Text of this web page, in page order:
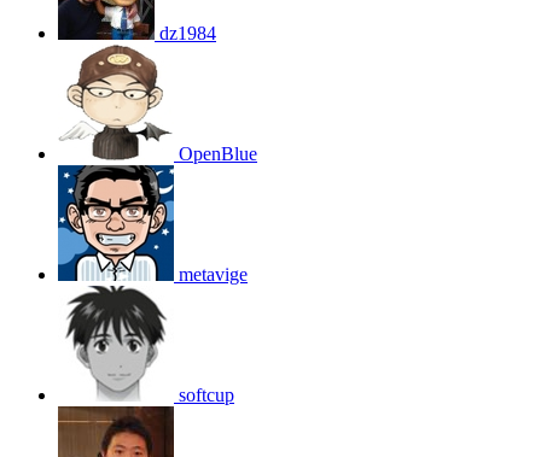
dz1984
OpenBlue
metavige
softcup